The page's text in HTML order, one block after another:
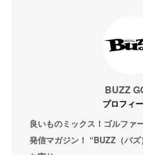
BUZZ
プロフィ
良いものミックス！ゴルファ
発信マガジン！ “BUZZ（バ